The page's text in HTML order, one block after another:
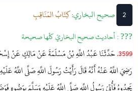
2 ‌صحيح البخاري:كِتَابُ المَنَاقِبِ
??? :أحاديث صحيح البخاريّ كلّها صحيحة
3599. حَدَّثَنَا عَبْدُ اللَّهِ بْنُ مَسْلَمَةَ عَنْ مَالِكٍ عَنْ
رَضِيَ اللَّهُ عَنْهُ أَنَّهُ قَالَ رَأَيْتُ رَسُولَ اللَّهِ صَلَّى اللَّهُ
يَجِدُوهُ فَأُتِيَ رَسُولُ اللَّهِ صَلَّى اللَّهُ عَلَيْهِ وَسَلَّمَ بِوَضُوءٍ